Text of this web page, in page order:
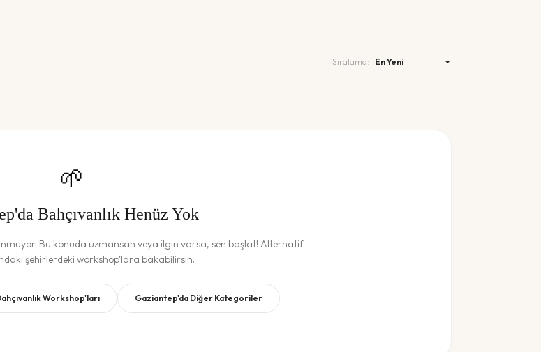
Sıralama:
🌱
'da BahçıvanlıkHenüz Yok
Bu konuda uzmansan veya ilgin varsa, sen başlat! Alternatif
şehirlerdeki workshop'lara bakabilirsin.
Workshop'ları Gaziantep'da Diğer Kategoriler